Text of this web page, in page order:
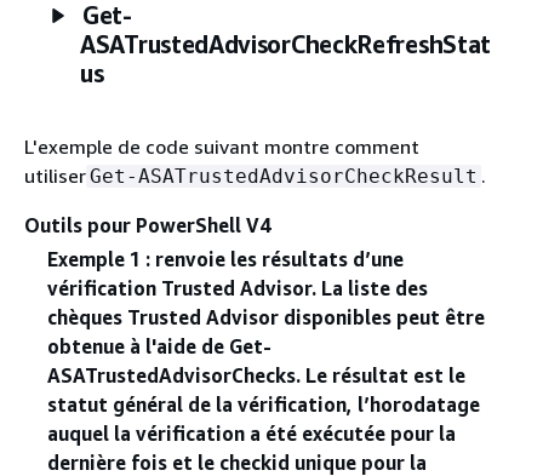
Get-
ASATrustedAdvisorCheckRefreshStat
us
L'exemple de code suivant montre comment
utiliserGet-ASATrustedAdvisorCheckResult .
Outils pour PowerShell V4
Exemple 1 : renvoie les résultats d’une
vérification Trusted Advisor. La liste des
chèques Trusted Advisor disponibles peut être
obtenue à l'aide de Get-
ASATrustedAdvisorChecks. Le résultat est le
statut général de la vérification, l’horodatage
auquel la vérification a été exécutée pour la
dernière fois et le checkid unique pour la